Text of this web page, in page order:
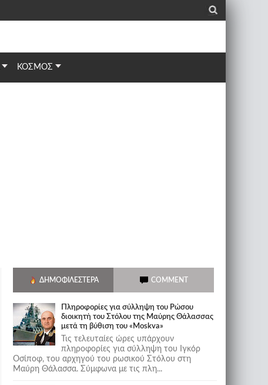
_
ΚΟΣΜΟΣ
ΔΗΜΟΦΙΛΈΣΤΕΡΑ COMMENT
Πληροφορίες για σύλληψη του Ρώσου
διοικητή του Στόλου της Mαύρης Θάλασσας
μετά τη βύθιση του «Moskva»
Τις τελευταίες ώρες υπάρχουν
πληροφορίες για σύλληψη του Ιγκόρ
Οσίποφ, του αρχηγού του ρωσικού Στόλου στη
Μαύρη Θάλασσα. Σύμφωνα με τις πλη...